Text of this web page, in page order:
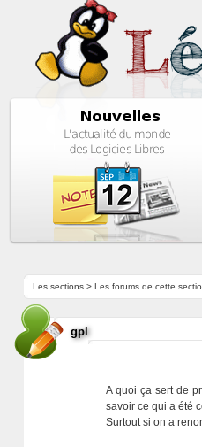
Les sections> Les forums de cette
gpl
A quoi ça sert de
savoir ce qui a été
Surtout si on a